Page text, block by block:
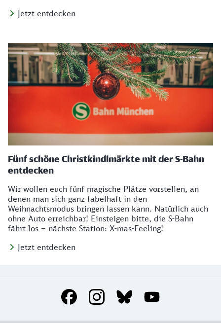
Jetzt entdecken
Fünf schöne Christkindlmärkte mit der S-Bahn
entdecken
Wir wollen euch fünf magische Plätze vorstellen, an
denen man sich ganz fabelhaft in den
Weihnachtsmodus bringen lassen kann. Natürlich auch
ohne Auto erreichbar! Einsteigen bitte, die S-Bahn
fährt los – nächste Station: X-mas-Feeling!
Jetzt entdecken
Social Media Links